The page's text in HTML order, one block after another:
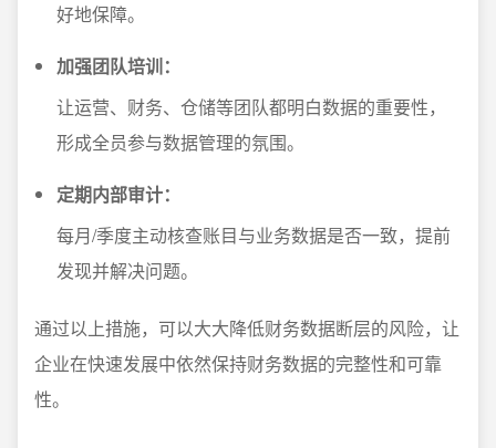
好地保障。
加强团队培训：
让运营、财务、仓储等团队都明白数据的重要性，
形成全员参与数据管理的氛围。
定期内部审计：
每月/季度主动核查账目与业务数据是否一致，提前
发现并解决问题。
通过以上措施，可以大大降低财务数据断层的风险，让
企业在快速发展中依然保持财务数据的完整性和可靠
性。